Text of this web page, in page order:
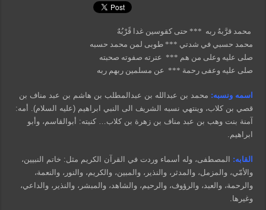
محمد قرَّبهُ ربه *** حتى كقوسين غدا قًرْبُهٌ
محمد حسبي في شدتي *** طوبى لمن محمد حسبه
صلى عليه وعلى من هم *** عترته صفوته صحبته
صلى عليه وعفى رحمة *** عن مسلمين ربهم ربه
اسمه ونسبه: محمد بن عبدالله بن عبدالمطلب بن هاشم بن عبد مناف بن
قصي بن كلاب، وينتهي نسبه الشريف الى النبي ابراهيم (عليه السلام). أمه:
آمنة بنت وهب بن عبد مناف بن زهرة بن كلاب… كنيته: أبوالقاسم، وأبو
ابراهيم.
القابه: المصطفى، وله أسماء وردت في القرآن الكريم مثل: خاتم النبيين،
والأمّي، والمزمل، والمدثر، والنذير، والمبين، والكريم، والنور، والنعمة،
والرحمة، والعبد، والرؤوف، والرحيم، والشاهد، والمبشر، والنذير، والداعي،
وغيرها.